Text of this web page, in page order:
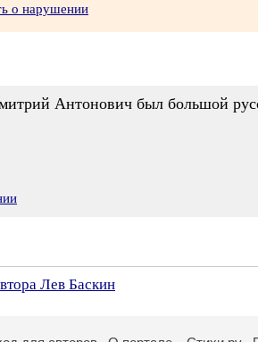
о нарушении
Антонович был большой
Лев Баскин